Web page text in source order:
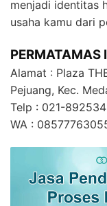
menjadi identitas
usaha kamu dari
PERMATAMAS
Alamat : Plaza
Pejuang, Kec.
Telp : 021-
WA :